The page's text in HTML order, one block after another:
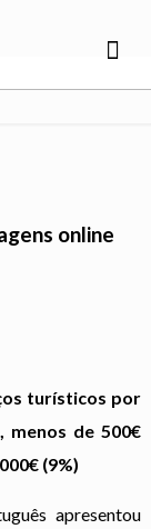
online
turísticos por
menos de 500€
(9%)
apresentou